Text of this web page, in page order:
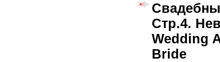
Стр.4.
Wedding
Bride